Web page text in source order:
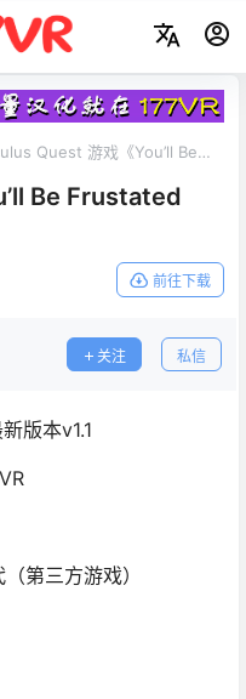
Quest 游戏《You’ll Be
Be Frustated
前往下载
关注 私信
版本v1.1
第三方游戏）